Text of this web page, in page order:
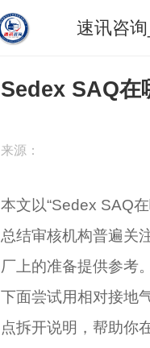
速讯咨
Sedex SAQ在
来源：
本文以“Sedex SAQ
总结审核机构普遍关
厂上的准备提供参考。
下面尝试用相对接地
点拆开说明，帮助你